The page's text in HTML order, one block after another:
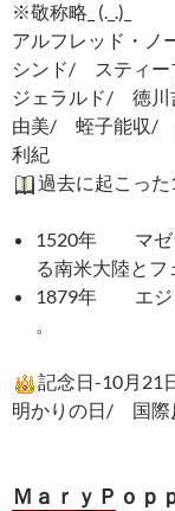
※敬称略_ (._.)_
アルフレッド・
シンド/ スティー
ジェラルド/ 徳
由美/ 蛭子能収/
利紀
過去に起こっ
1520年 マゼ
る南米大陸とフ
1879年 エジ
。
記念日-10月21
明かりの日/ 国際
ＭａｒｙＰｏｐ